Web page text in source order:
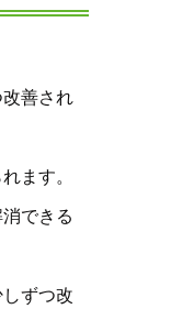
善され
ます。
できる
ずつ改